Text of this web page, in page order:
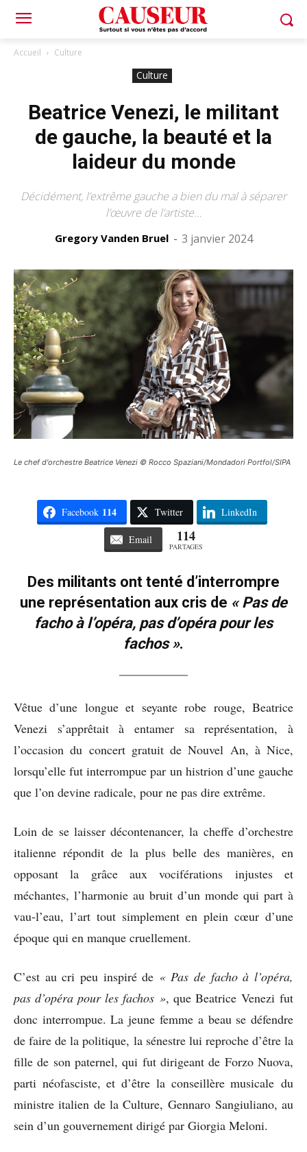
Accueil Culture
Culture
Beatrice Venezi, le militant
de gauche, la beauté et la
laideur du monde
Décidément, l’extrême gauche a bien du mal à séparer
l’œuvre de l’artiste…
Gregory Vanden Bruel - 3 janvier 2024
Le chef d'orchestre Beatrice Venezi © Rocco Spaziani/Mondadori Portfol/SIPA
Facebook 114 Twitter LinkedIn
Email 114
PARTAGES
Des militants ont tenté d’interrompre
une représentation aux cris de « Pas de
facho à l’opéra, pas d’opéra pour les
fachos ».
Vêtue d’une longue et seyante robe rouge, Beatrice
Venezi s’apprêtait à entamer sa représentation, à
l’occasion du concert gratuit de Nouvel An, à Nice,
lorsqu’elle fut interrompue par un histrion d’une gauche
que l’on devine radicale, pour ne pas dire extrême.
Loin de se laisser décontenancer, la cheffe d’orchestre
italienne répondit de la plus belle des manières, en
opposant la grâce aux vociférations injustes et
méchantes, l’harmonie au bruit d’un monde qui part à
vau-l’eau, l’art tout simplement en plein cœur d’une
époque qui en manque cruellement.
C’est au cri peu inspiré de « Pas de facho à l’opéra,
pas d’opéra pour les fachos », que Beatrice Venezi fut
donc interrompue. La jeune femme a beau se défendre
de faire de la politique, la sénestre lui reproche d’être la
fille de son paternel, qui fut dirigeant de Forzo Nuova,
parti néofasciste, et d’être la conseillère musicale du
ministre italien de la Culture, Gennaro Sangiuliano, au
sein d’un gouvernement dirigé par Giorgia Meloni.